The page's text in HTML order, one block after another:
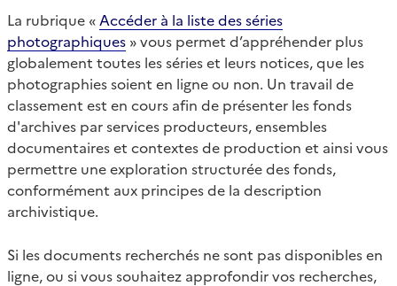
La rubrique « Accéder à la liste des séries
photographiques » vous permet d’appréhender plus
globalement toutes les séries et leurs notices, que les
photographies soient en ligne ou non. Un travail de
classement est en cours afin de présenter les fonds
d'archives par services producteurs, ensembles
documentaires et contextes de production et ainsi vous
permettre une exploration structurée des fonds,
conformément aux principes de la description
archivistique.
Si les documents recherchés ne sont pas disponibles en
ligne, ou si vous souhaitez approfondir vos recherches,